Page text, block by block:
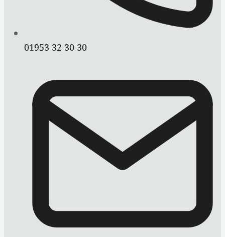
01953 32 30 30